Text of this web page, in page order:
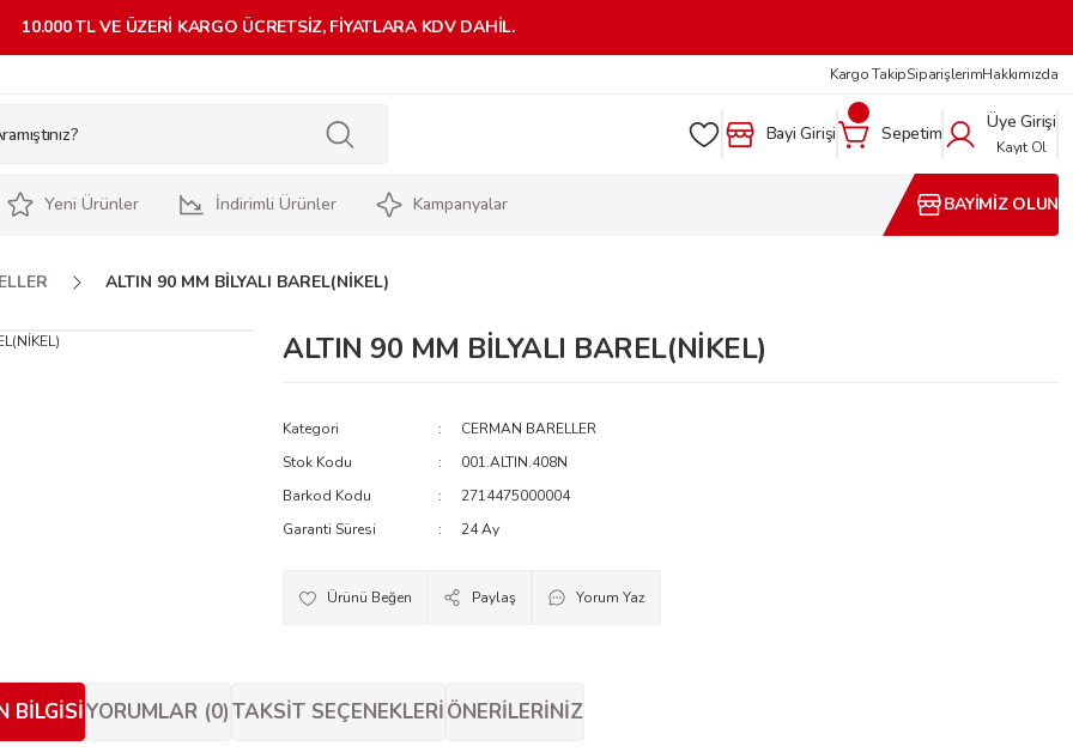
10.000 TL VE ÜZERİ KARGO ÜCRETSİZ, FİYATLARA KDV DAHİL.
Kargo TakipSiparişlerimHakkımızda
Bayi Girişi Sepetim
Üye Girişi
Kayıt Ol
Yeni Ürünler İndirimli Ürünler Kampanyalar BAYİMİZ OLUN
ALTIN 90 MM BİLYALI BAREL(NİKEL)
ALTIN 90 MM BİLYALI BAREL(NİKEL)
Kategori
CERMAN BARELLER
Stok Kodu
001.ALTIN.408N
Barkod Kodu
2714475000004
Garanti Süresi
24 Ay
Paylaş Yorum Yaz
BILGISIYORUMLAR (0)TAKSIT SEÇENEKLERIÖNERILERINIZ